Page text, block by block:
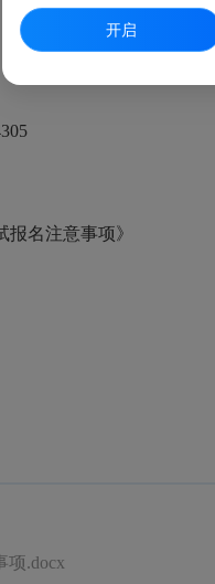
名注意事项》
项.docx
开启